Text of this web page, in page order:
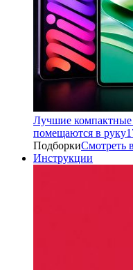
Лучшие
помещаются в руку
ПодборкиСмотреть
Инструкции